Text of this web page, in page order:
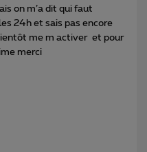
on m’a dit qui faut
24h et sais pas encore
me m activer et pour
merci